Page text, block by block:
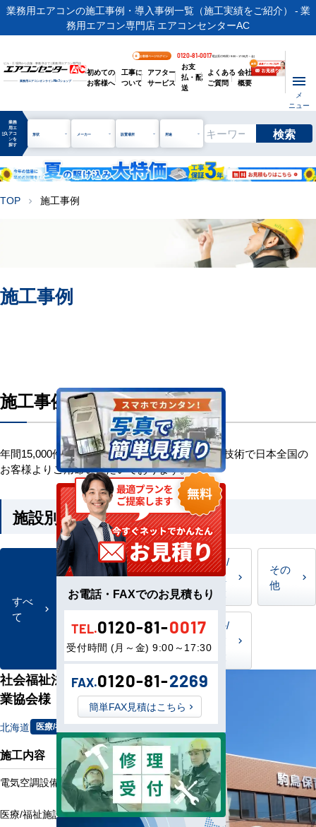
業務用エアコンの施工事例・導入事例一覧（施工実績をご紹介） - 業
務用エアコン専門店 エアコンセンターAC
ビル・工場用から店舗・事務所まで | 業務用エアコン専門店
業務用エアコンオンラインNo.1ショップ
お客様ページログイン 0120-81-0017電話受付時間 / 9:00～17:30(月～金)
初めての
お客様へ
工事に
ついて
アフター
サービス
お支
払・配
送
よくある
ご質問
会社
概要
メ
ニュー
manage_search
業務
用エ
アコ
ンを
探す
形状 メーカー 設置場所 用途 検索
TOP chevron_right 施工事例
施工事例
施工事例一覧
年間15,000件の施工事例 国内最高クラスの施工技術で日本全国の
お客様よりご用命いただいております。
施設別に絞り込みが可能です。
すべ
て
教育
店舗
／飲
食店
医療/
福祉
施設
その
他
事務
所
工場
ビル/
施設
社会福祉法人北海道社会事
業協会様
北海道 医療/福祉施設
施工内容
電気空調設備更新工事
医療/福祉施設への更新工事
お電話・FAXでのお見積もり
TEL.0120-81-0017
受付時間 (月～金) 9:00～17:30
FAX.0120-81-2269
簡単FAX見積はこちら